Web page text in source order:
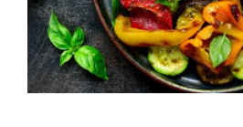
Online